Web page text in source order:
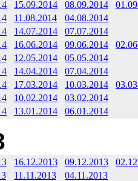
15.09.2014 08.09.2014
11.08.2014
04.08.2014
14.07.2014
07.07.2014
16.06.2014 09.06.2014
12.05.2014
05.05.2014
14.04.2014
07.04.2014
17.03.2014 10.03.2014
10.02.2014
03.02.2014
13.01.2014 06.01.2014
16.12.2013 09.12.2013
11.11.2013
04.11.2013